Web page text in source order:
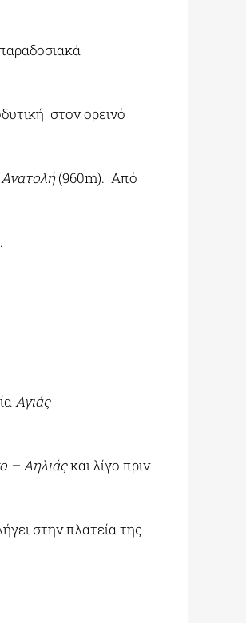
στον ορεινό
Ανατολή(960m). Από
Αγιάς
– Αηλιάςκαι λίγο πριν
στην πλατεία της